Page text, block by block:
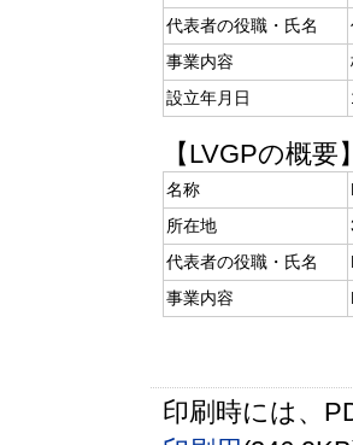
代表者の役職・氏名
事業内容
設立年月日
【LVGPの概要
名称
所在地
代表者の役職・氏名
事業内容
印刷時には、